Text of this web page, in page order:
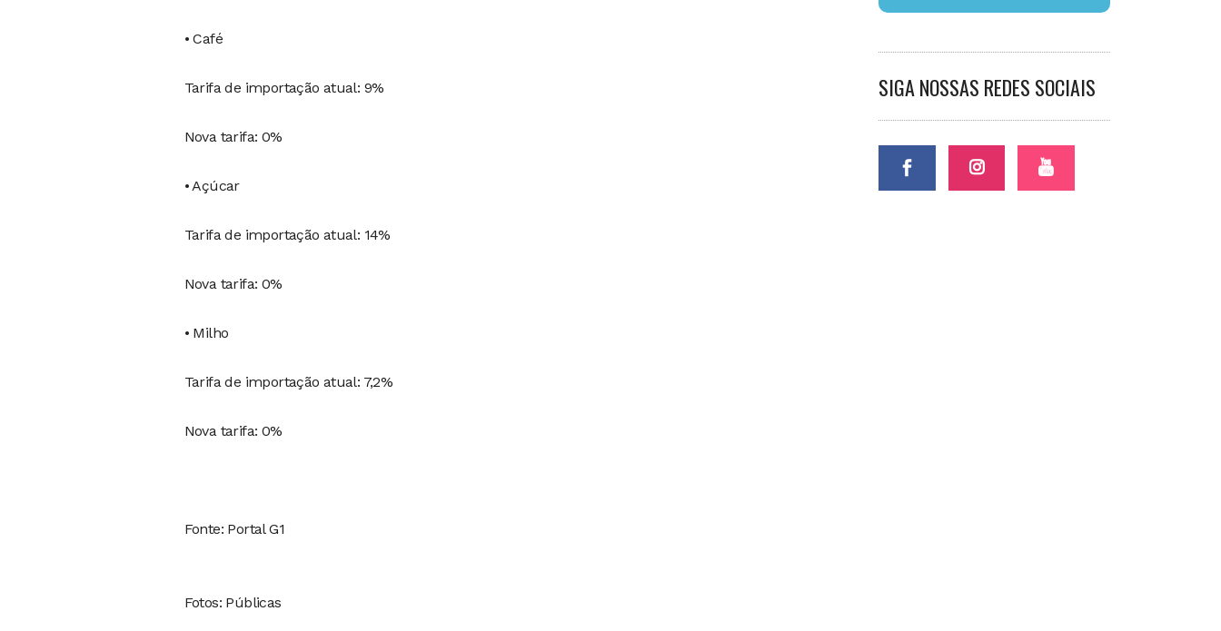
• Café
Tarifa de importação atual: 9%
Nova tarifa: 0%
• Açúcar
Tarifa de importação atual: 14%
Nova tarifa: 0%
• Milho
Tarifa de importação atual: 7,2%
Nova tarifa: 0%
Fonte: Portal G1
Fotos: Públicas
SIGA NOSSAS REDES SOCIAIS